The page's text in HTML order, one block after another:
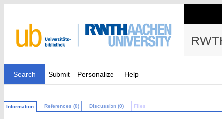
Search Submit Personalize Help
Information References (0) Discussion (0) Files